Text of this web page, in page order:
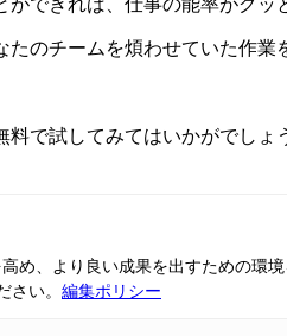
のチームを煩わせていた作業
で試してみてはいかがでしょ
め、より良い成果を出すための
さい。 編集ポリシー